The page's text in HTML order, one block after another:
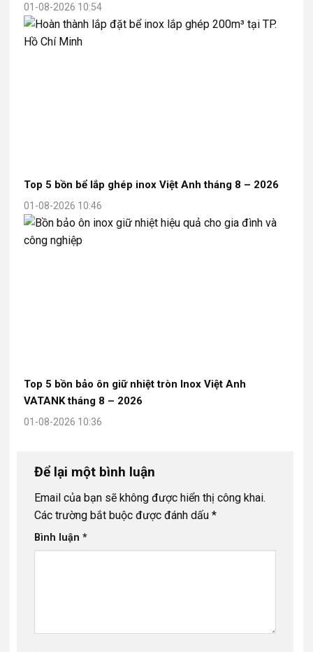
01-08-2026 10:54
Top 5 bồn bể lắp ghép inox Việt Anh tháng 8 – 2026
01-08-2026 10:46
Top 5 bồn bảo ôn giữ nhiệt tròn Inox Việt Anh
VATANK tháng 8 – 2026
01-08-2026 10:36
Để lại một bình luận
Email của bạn sẽ không được hiển thị công khai.
Các trường bắt buộc được đánh dấu *
Bình luận *